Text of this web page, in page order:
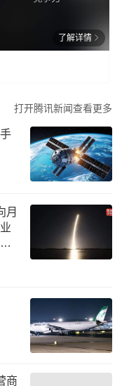
了解详情
打开腾讯新闻查看更多
月
商